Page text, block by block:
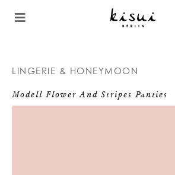
LINGERIE & HONEYMOON
Modell Flower And Stripes Panties